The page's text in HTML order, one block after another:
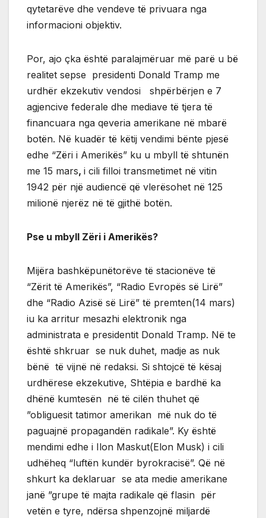
qytetarëve dhe vendeve të privuara nga
informacioni objektiv.
Por, ajo çka është paralajmëruar më parë u bë
realitet sepse presidenti Donald Tramp me
urdhër ekzekutiv vendosi shpërbërjen e 7
agjencive federale dhe mediave të tjera të
financuara nga qeveria amerikane në mbarë
botën. Në kuadër të këtij vendimi bënte pjesë
edhe “Zëri i Amerikës” ku u mbyll të shtunën
me 15 mars, i cili filloi transmetimet në vitin
1942 për një audiencë që vlerësohet në 125
milionë njerëz në të gjithë botën.
Pse u mbyll Zëri i Amerikës?
Mijëra bashkëpunëtorëve të stacionëve të
“Zërit të Amerikës”, “Radio Evropës së Lirë”
dhe “Radio Azisë së Lirë” të premten(14 mars)
iu ka arritur mesazhi elektronik nga
administrata e presidentit Donald Tramp. Në te
është shkruar se nuk duhet, madje as nuk
bënë të vijnë në redaksi. Si shtojcë të kësaj
urdhërese ekzekutive, Shtëpia e bardhë ka
dhënë kumtesën në të cilën thuhet që
”obliguesit tatimor amerikan më nuk do të
paguajnë propagandën radikale”. Ky është
mendimi edhe i Ilon Maskut(Elon Musk) i cili
udhëheq “luftën kundër byrokracisë”. Që në
shkurt ka deklaruar se ata medie amerikane
janë ”grupe të majta radikale që flasin për
vetën e tyre, ndërsa shpenzojnë miljardë